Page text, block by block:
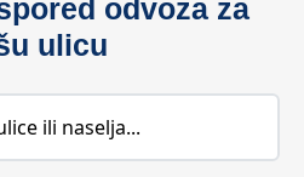
odvoza za
ulicu